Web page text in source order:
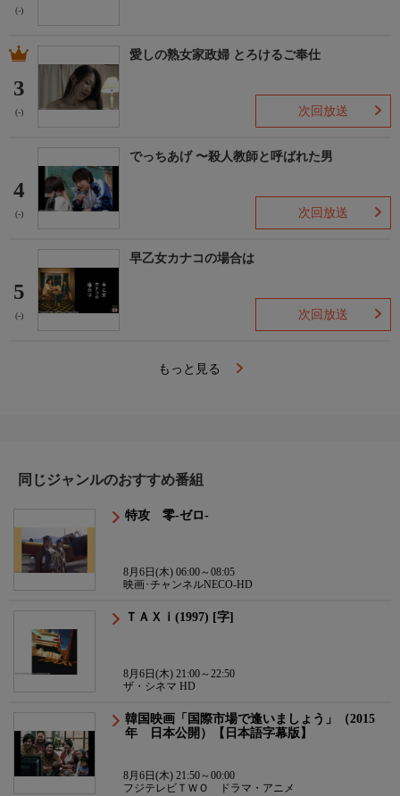
(-)
3
(-)
愛しの熟女家政婦 とろけるご奉仕
次回放送
4
(-)
でっちあげ 〜殺人教師と呼ばれた男
次回放送
5
(-)
早乙女カナコの場合は
次回放送
もっと見る
同じジャンルのおすすめ番組
特攻 零-ゼロ-
8月6日(木) 06:00～08:05
映画･チャンネルNECO-HD
ＴＡＸｉ(1997) [字]
8月6日(木) 21:00～22:50
ザ・シネマ HD
韓国映画「国際市場で逢いましょう」（2015
年 日本公開）【日本語字幕版】
8月6日(木) 21:50～00:00
フジテレビＴＷＯ ドラマ・アニメ